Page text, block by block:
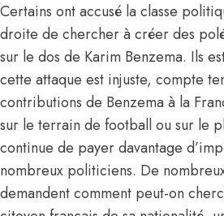
Certains ont accusé la classe
droite de chercher à créer des
sur le dos de Karim Benzema. Ils
cette attaque est injuste, compte
contributions de Benzema à la
sur le terrain de football ou sur le
continue de payer davantage
nombreux politiciens. De
demandentcomment peut-on